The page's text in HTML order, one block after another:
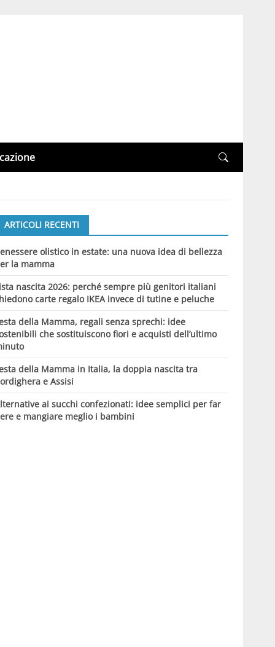
ARTICOLI RECENTI
olistico in estate: una nuova idea di bellezza
la mamma
nascita 2026: perché sempre più genitori italiani
carte regalo IKEA invece di tutine e peluche
della Mamma, regali senza sprechi: idee
che sostituiscono fiori e acquisti dell’ultimo
della Mamma in Italia, la doppia nascita tra
e Assisi
ai succhi confezionati: idee semplici per far
e mangiare meglio i bambini